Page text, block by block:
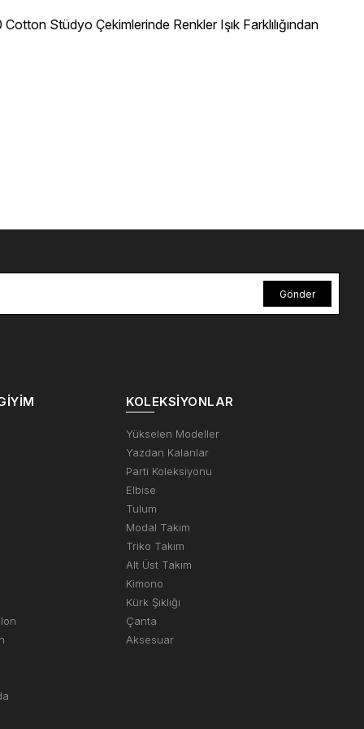
Stüdyo Çekimlerinde Renkler Işık Farklılığından
Gönder
KOLEKSIYONLAR
Yükselen Modeller
Yazdan Kalanlar
Parti Koleksiyonu
Elbise
Tulum
Modal Takım
Triko Takım
Alt Üst Takım
Kimono
Kürk Şıklığı
Çanta
Aksesuar